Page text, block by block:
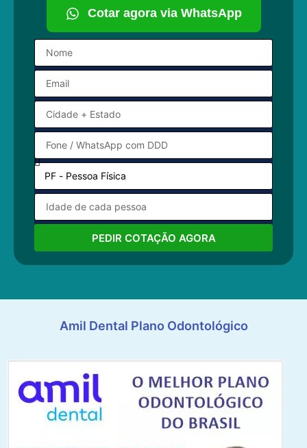
Cotar agora via WhatsApp
PEDIR COTAÇÃO AGORA
Amil Dental Plano Odontológico